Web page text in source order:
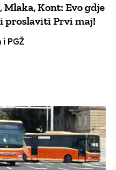
Mlaka, Kont: Evo gdje
proslaviti Prvi maj!
i PGŽ